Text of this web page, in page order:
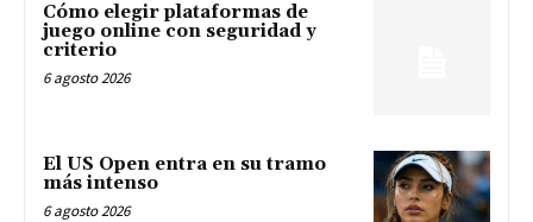
Cómo elegir plataformas de
juego online con seguridad y
criterio
6 agosto 2026
El US Open entra en su tramo
más intenso
6 agosto 2026